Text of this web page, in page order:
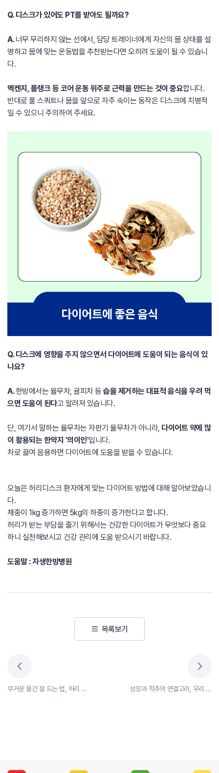
Q. 디스크가 있어도 PT를 받아도 될까요?
A.너무 무리하지 않는 선에서, 담당 트레이너에게 자신의 몸 상태를 설
명하고 몸에 맞는 운동법을 추천받는다면 오히려 도움이 될 수 있습니
다.
멕켄지, 플랭크 등 코어 운동 위주로 근력을 만드는 것이 중요합니다.
반대로 풀 스쿼트나 몸을 앞으로 자주 숙이는 동작은 디스크에 치명적
일 수 있으니 주의하여 주세요.
Q. 디스크에 영향을 주지 않으면서 다이어트에 도움이 되는 음식이 있
나요?
A.한방에서는 율무차, 귤피차 등 습을 제거하는 대표적 음식을 우려 먹
으면 도움이 된다고 알려져 있습니다.
단, 여기서 말하는 율무차는 자판기 율무차가 아니라, 다이어트 약에 많
이 활용되는 한약지 '의이인'입니다.
차로 끓여 음용하면 다이어트에 도움을 받을 수 있습니다.
오늘은 허리디스크 환자에게 맞는 다이어트 방법에 대해 알아보았습니
다.
체중이 1kg 증가하면 5kg의 하중이 증가한다고 합니다.
허리가 받는 부담을 줄기 위해서는 건강한 다이어트가 무엇보다 중요
하니 실천해보시고 건강 관리에 도움 받으시기 바랍니다.
도움말 : 자생한방병원
무거운 물건 잘 드는 법, 허리 힘으로만 들지 마세요!
목록보기
성장과 척추의 연결고리, 우리 아이의 척추측만증